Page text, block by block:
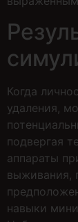
Когда
удаления,
подвергая
аппараты
выживания,
навыки